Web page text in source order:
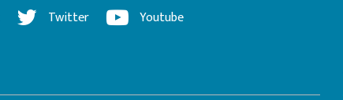
Twitter Youtube